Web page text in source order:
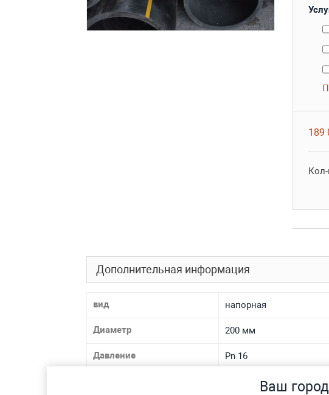
Ваш
189
Дополнительная информация
вид напорная
Диаметр 200 мм
Давление Pn 16
полиэтиленовая